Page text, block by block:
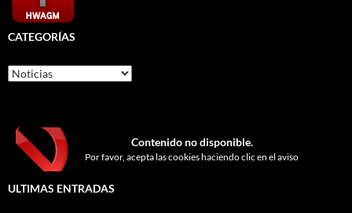
CATEGORÍAS
Categorías
Contenido no disponible.
Por favor, acepta las cookies haciendo clic en el aviso
ULTIMAS ENTRADAS